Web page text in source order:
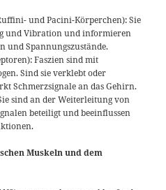
und Pacini-Körperchen): Sie
und Vibration und informieren
und Spannungszustände.
Faszien sind mit
Sind sie verklebt oder
Schmerzsignale an das Gehirn.
sind an der Weiterleitung von
beteiligt und beeinflussen
Muskeln und dem